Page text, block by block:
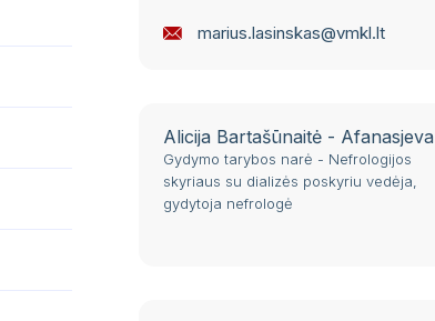
marius.lasinskas@vmkl.lt
Alicija Bartašūnaitė - Afanasjeva
Gydymo tarybos narė - Nefrologijos
skyriaus su dializės poskyriu vedėja,
gydytoja nefrologė